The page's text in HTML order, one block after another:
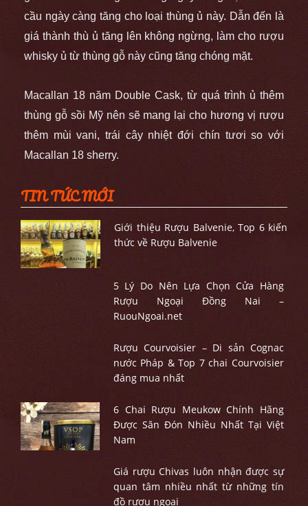
cầu ngày càng tăng cho loại thùng ủ này. Dẫn đến là
giá thành thù ủ tăng lên không ngừng, làm cho rượu
whisky ủ từ thùng gỗ này cũng tăng chóng mặt.
Macallan 18 năm Double Cask, từ quá trình ủ thêm
thùng gỗ sồi Mỹ nên sẽ mang lại cho hương vị rượu
thêm mùi vani, trái cây nhiệt đới chín tươi so với
Macallan 18 sherry.
TIN TỨC MỚI
Giới thiệu Rượu Balvenie, Top 6 kiến
thức về Rượu Balvenie
5 Lý Do Nên Lựa Chọn Cửa Hàng
Rượu Ngoại Đồng Nai –
RuouNgoai.net
Rượu Courvoisier – Di sản Cognac
nước Pháp & Top 7 chai Courvoisier
đáng mua nhất
6 Chai Rượu Meukow Chính Hãng
Được Săn Đón Nhiều Nhất Tại Việt
Nam
Giá rượu Chivas luôn nhận được sự
quan tâm nhiều nhất từ những tín
đồ rượu ngoại